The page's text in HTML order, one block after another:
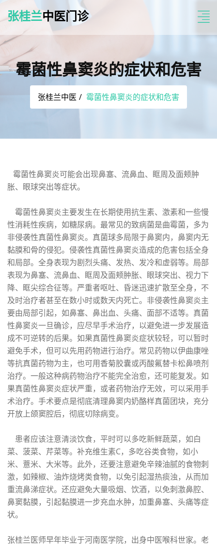
张桂兰中医门诊
霉菌性鼻窦炎的症状和危害
张桂兰中医 霉菌性鼻窦炎的症状和危害
霉菌性鼻窦炎可能会出现鼻塞、流鼻血、眶周及面颊肿
胀、眼球突出等症状。
霉菌性鼻窦炎主要发生在长期使用抗生素、激素和一些慢
性消耗性疾病，如糖尿病。最常见的致病菌是曲霉菌，多为
非侵袭性真菌性鼻窦炎。真菌球多局限于鼻窦内，鼻窦内无
黏膜和骨的侵犯。侵袭性真菌性鼻窦炎造成的危害包括全身
和局部。全身表现为剧烈头痛、发热、发冷和虚弱等。局部
表现为鼻塞、流鼻血、眶周及面颊肿胀、眼球突出、视力下
降、眶尖综合征等。严重者呕吐、昏迷迅速扩散至全身，不
及时治疗者甚至在数小时或数天内死亡。非侵袭性鼻窦炎主
要由局部引起，如鼻塞、鼻出血、头痛、面部不适等。真菌
性鼻窦炎一旦确诊，应尽早手术治疗，以避免进一步发展造
成不可逆转的后果。如果真菌性鼻窦炎症状较轻，可以暂时
避免手术，但可以先用药物进行治疗。常见药物以伊曲康唑
等抗真菌药物为主，也可用香菊胶囊或丙酸氟替卡松鼻喷剂
治疗。一般这种病药物治疗不能完全治愈，还可能复发。如
果真菌性鼻窦炎症状严重，或者药物治疗无效，可以采用手
术治疗。手术要点是彻底清理鼻窦内奶酪样真菌团块，充分
开放上颌窦腔后，彻底切除病变。
患者应该注意清淡饮食，平时可以多吃新鲜蔬菜，如白
菜、菠菜、芹菜等。补充维生素C，多吃谷类食物，如小
米、薏米、大米等。此外，还要注意避免辛辣油腻的食物刺
激，如辣椒、油炸烧烤类食物，以免引起湿热痰浊，从而加
重流鼻涕症状。还应避免大量吸烟、饮酒，以免刺激鼻腔、
鼻窦黏膜，引起黏膜进一步充血水肿，加重鼻塞、头痛等症
状。
张桂兰医师早年毕业于河南医学院，出身中医喉科世家。老